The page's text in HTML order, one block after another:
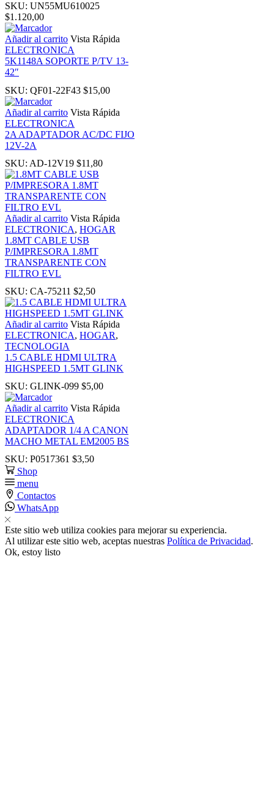
panel
panel
panel
panel
Panel
panel
panel
satın al
SKU: UN55MU610025
$1.120,00
Añadir al carrito Vista Rápida
ELECTRONICA
5K1148A SOPORTE P/TV 13-
42″
SKU: QF01-22F43 $15,00
Añadir al carrito Vista Rápida
ELECTRONICA
2A ADAPTADOR AC/DC FIJO
12V-2A
SKU: AD-12V19 $11,80
Añadir al carrito Vista Rápida
ELECTRONICA, HOGAR
1.8MT CABLE USB
P/IMPRESORA 1.8MT
TRANSPARENTE CON
FILTRO EVL
SKU: CA-75211 $2,50
Añadir al carrito Vista Rápida
ELECTRONICA, HOGAR,
TECNOLOGIA
1.5 CABLE HDMI ULTRA
HIGHSPEED 1.5MT GLINK
SKU: GLINK-099 $5,00
Añadir al carrito Vista Rápida
ELECTRONICA
ADAPTADOR 1/4 A CANON
MACHO METAL EM2005 BS
SKU: P0517361 $3,50
Shop
menu
Contactos
WhatsApp
Este sitio web utiliza cookies para mejorar su experiencia.
Al utilizar este sitio web, aceptas nuestras Política de Privacidad.
Ok, estoy listo